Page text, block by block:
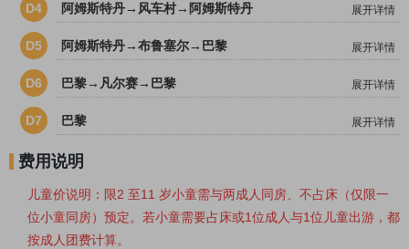
D4 阿姆斯特丹→风车村→阿姆斯特丹 展开详情
D5 阿姆斯特丹→布鲁塞尔→巴黎 展开详情
D6 巴黎→凡尔赛→巴黎 展开详情
D7 巴黎 展开详情
费用说明
儿童价说明： 限2 至11 岁小童需与两成人同房、不占床（仅限一
位小童同房）预定。若小童需要占床或1位成人与1位儿童出游，都
按成人团费计算。